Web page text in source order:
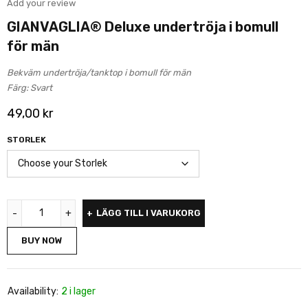
Add your review
GIANVAGLIA® Deluxe undertröja i bomull
för män
Bekväm undertröja/tanktop i bomull för män
Färg: Svart
49,00 kr
STORLEK
LÄGG TILL I VARUKORG
BUY NOW
Availability: 2 i lager